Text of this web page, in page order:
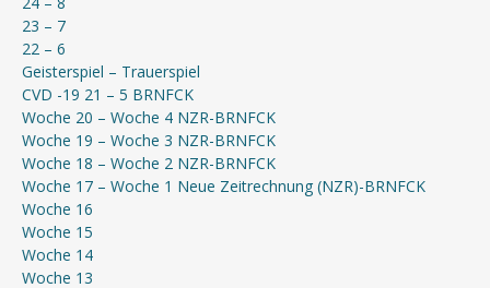
23 – 7
22 – 6
Geisterspiel – Trauerspiel
CVD -19 21 – 5 BRNFCK
Woche 20 – Woche 4 NZR-BRNFCK
Woche 19 – Woche 3 NZR-BRNFCK
Woche 18 – Woche 2 NZR-BRNFCK
Woche 17 – Woche 1 Neue Zeitrechnung (NZR)-BRNFCK
Woche 16
Woche 15
Woche 14
Woche 13